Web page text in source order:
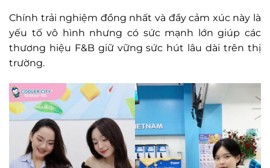
Chính trải nghiệm đồng nhất và đầy cảm xúc này là
yếu tố vô hình nhưng có sức mạnh lớn giúp các
thương hiệu F&B giữ vững sức hút lâu dài trên thị
trường.